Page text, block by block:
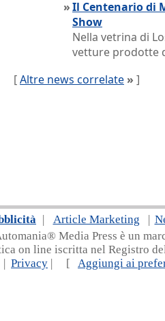
»Il Centenario di
Show
Nella vetrina di
vetture prodotte
[Altre news correlate » ]
| Article Marketing |
Media Press è un
on line iscritta nel Registro
| Privacy | [ Aggiungi ai